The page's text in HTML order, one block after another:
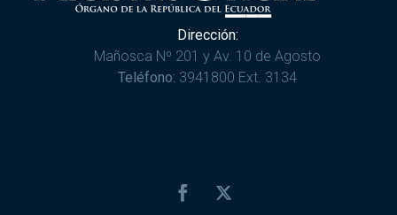
Dirección:
Mañosca Nº 201 y Av. 10 de Agosto
Teléfono: 3941800 Ext. 3134